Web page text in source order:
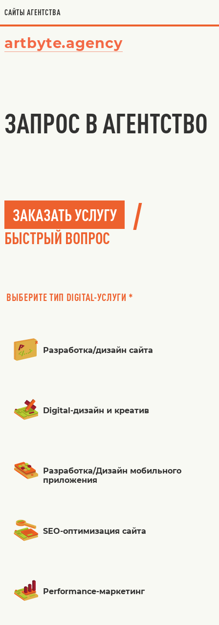
САЙТЫ АГЕНТСТВА
artbyte.agency
ЗАПРОС В АГЕНТСТВО
ЗАКАЗАТЬ УСЛУГУ /
БЫСТРЫЙ ВОПРОС
ВЫБЕРИТЕ ТИП DIGITAL-УСЛУГИ *
Разработка/дизайн сайта
Digital-дизайн и креатив
Разработка/Дизайн мобильного
приложения
SEO-оптимизация сайта
Performance-маркетинг